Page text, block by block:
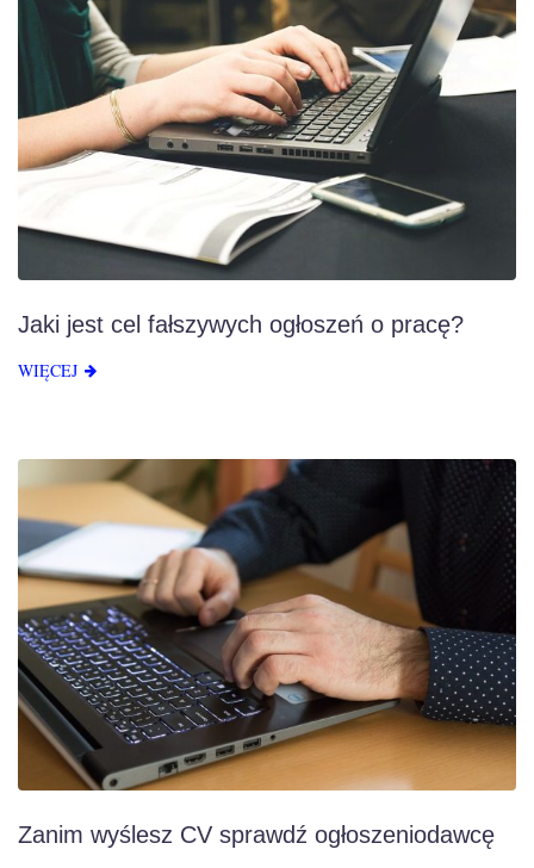
Jaki jest cel fałszywych ogłoszeń o pracę?
WIĘCEJ
Zanim wyślesz CV sprawdź ogłoszeniodawcę